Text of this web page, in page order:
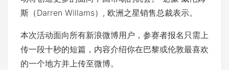
斯（Darren Willams）, 欧洲之星销售总裁表示。
本次活动面向所有新浪微博用户，参赛者报名只需上
传一段十秒的短篇，内容介绍你在巴黎或伦敦最喜欢
的一个地方并上传至微博。